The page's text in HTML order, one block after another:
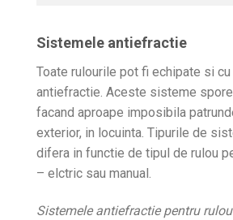
Sistemele antiefractie
Toate rulourile pot fi echipate si
antiefractie. Aceste sisteme
facand aproape imposibila
exterior, in locuinta. Tipurile de
difera in functie de tipul de rulou
– elctric sau manual.
Sistemele antiefractie pentru